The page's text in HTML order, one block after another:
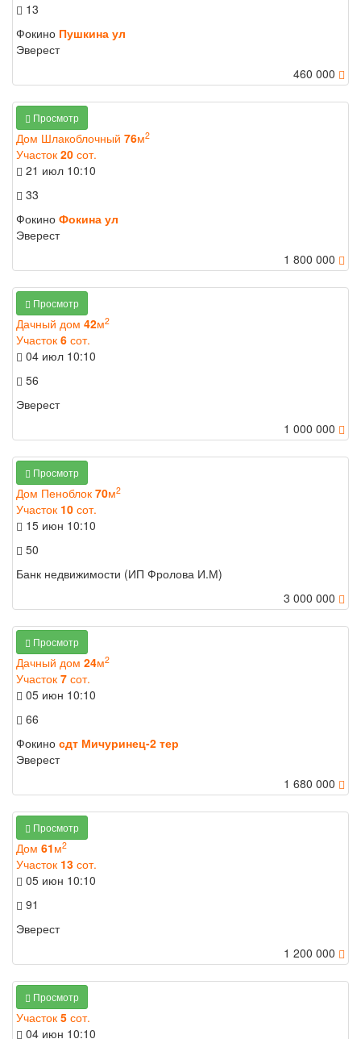
13
Фокино Пушкина ул
Эверест
460 000
Просмотр
Дом Шлакоблочный 76м2
Участок 20 сот.
21 июл 10:10
33
Фокино Фокина ул
Эверест
1 800 000
Просмотр
Дачный дом 42м2
Участок 6 сот.
04 июл 10:10
56
Эверест
1 000 000
Просмотр
Дом Пеноблок 70м2
Участок 10 сот.
15 июн 10:10
50
Банк недвижимости (ИП Фролова И.М)
3 000 000
Просмотр
Дачный дом 24м2
Участок 7 сот.
05 июн 10:10
66
Фокино сдт Мичуринец-2 тер
Эверест
1 680 000
Просмотр
Дом 61м2
Участок 13 сот.
05 июн 10:10
91
Эверест
1 200 000
Просмотр
Участок 5 сот.
04 июн 10:10